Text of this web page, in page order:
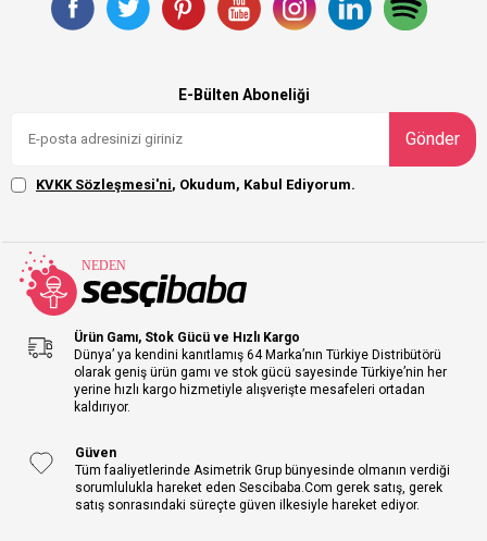
E-Bülten Aboneliği
Gönder
KVKK Sözleşmesi'ni, Okudum, Kabul Ediyorum.
Ürün Gamı, Stok Gücü ve Hızlı Kargo
Dünya’ ya kendini kanıtlamış 64 Marka’nın Türkiye Distribütörü
olarak geniş ürün gamı ve stok gücü sayesinde Türkiye’nin her
yerine hızlı kargo hizmetiyle alışverişte mesafeleri ortadan
kaldırıyor.
Güven
Tüm faaliyetlerinde Asimetrik Grup bünyesinde olmanın verdiği
sorumlulukla hareket eden Sescibaba.Com gerek satış, gerek
satış sonrasındaki süreçte güven ilkesiyle hareket ediyor.